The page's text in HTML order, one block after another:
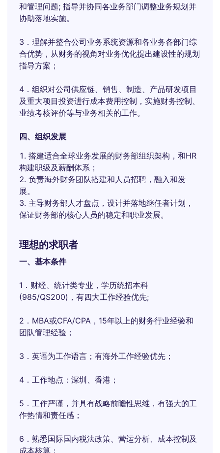
和管理问题; 指导并协同各业务部门调整业务规划并
协助落地实施。
3．理解并整合公司业务系统资源和各业务各部门综
合优势，从财务的视角对业务优化提出建设性的规划
指导方案；
4．组织对公司供应链、销售、制造、产品研发项目
及重大项目投资进行成本费用控制，实施财务控制、
业绩考核评价等与业务相关的工作。
四、组织发展
搭建适合全球业务发展的财务部组织架构，和HR
构建职级及薪酬体系；
负责海外财务团队搭建和人员招聘，融入和发
展。
主导财务部人才盘点，设计并落地继任者计划，
保证财务部的核心人员的稳定和职业发展。
理想的求职者
一、基本条件
1．财经、统计类专业，学历统招本科
(985/QS200)，有四大工作经验优先;
2．MBA或CFA/CPA，15年以上的财务行业经验和
团队管理经验；
3．英语为工作语言；有海外工作经验优先；
4．工作地点：深圳、香港；
5．工作严谨，并具有战略前瞻性思维，有强大的工
作热情和责任感；
6．熟悉国际国内税法政策、营运分析、成本控制及
成本核算；